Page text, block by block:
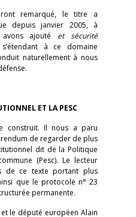
remarqué, le titre a
depuis janvier 2005, à
ajouté et sécurité
à ce domaine
naturellement à nous
ET LA PESC
construit. Il nous a paru
de regarder de plus
dit de la Politique
(Pesc). Le lecteur
de ce texte portant plus
que le protocole n° 23
permanente.
le député européen Alain